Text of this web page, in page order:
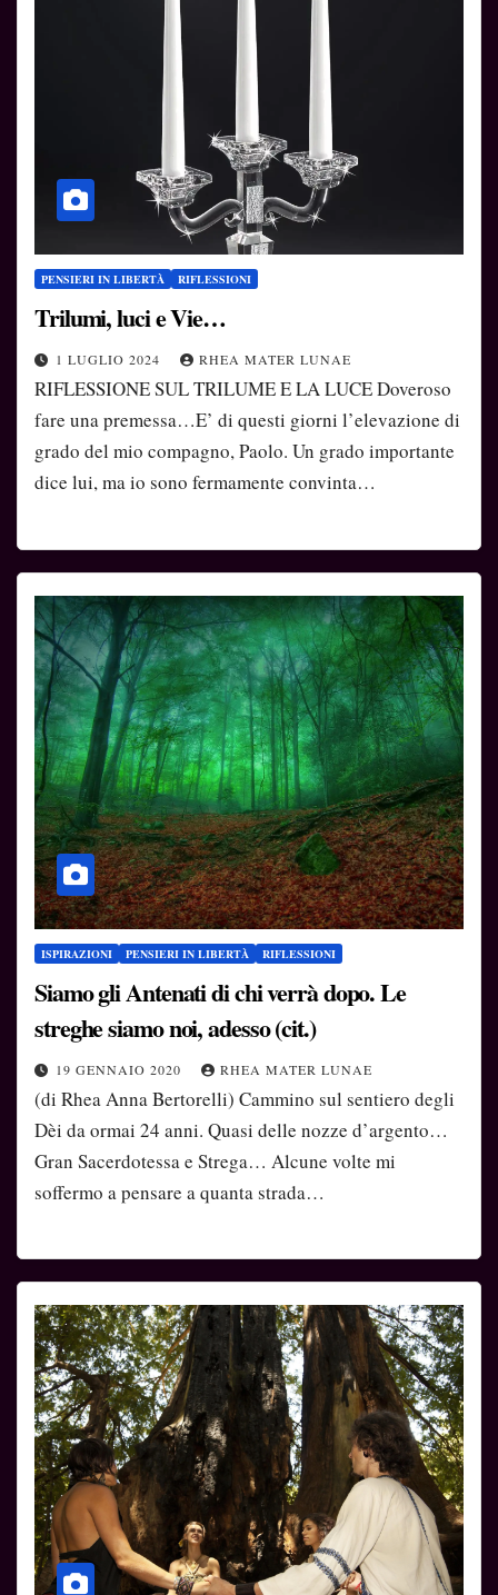
PENSIERI IN LIBERTÀ RIFLESSIONI
Trilumi, luci e Vie…
1 LUGLIO 2024 RHEA MATER LUNAE
RIFLESSIONE SUL TRILUME E LA LUCE Doveroso
fare una premessa…E’ di questi giorni l’elevazione di
grado del mio compagno, Paolo. Un grado importante
dice lui, ma io sono fermamente convinta…
ISPIRAZIONI PENSIERI IN LIBERTÀ RIFLESSIONI
Siamo gli Antenati di chi verrà dopo. Le
streghe siamo noi, adesso (cit.)
19 GENNAIO 2020 RHEA MATER LUNAE
(di Rhea Anna Bertorelli) Cammino sul sentiero degli
Dèi da ormai 24 anni. Quasi delle nozze d’argento…
Gran Sacerdotessa e Strega… Alcune volte mi
soffermo a pensare a quanta strada…